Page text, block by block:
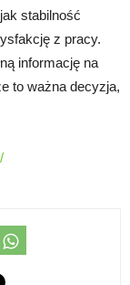
stabilność
z pracy.
informację na
to ważna decyzja,